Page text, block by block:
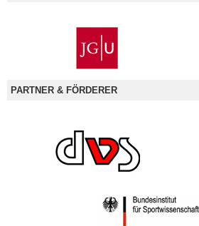
PARTNER & FÖRDERER